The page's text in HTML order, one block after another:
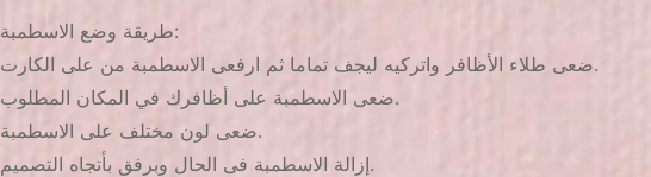
طريقة وضع الاسطمبة:
ضعى طلاء الأظافر واتركيه ليجف تماما ثم ارفعى الاسطمبة من على الكارت.
ضعى الاسطمبة على أظافرك في المكان المطلوب.
ضعى لون مختلف على الاسطمبة.
إزالة الاسطمبة فى الحال وبرفق بأتجاه التصميم.